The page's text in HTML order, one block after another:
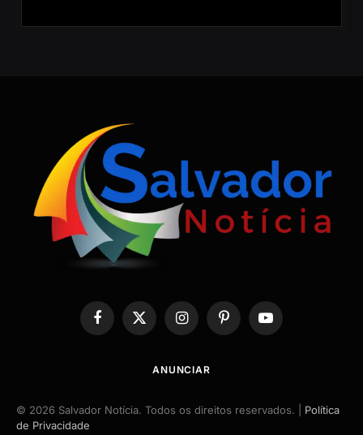
Facebook
X
InstagramPinterestYouTube
ANUNCIAR
© 2026 Salvador Notícia. Todos os direitos reservados. | Política
de Privacidade